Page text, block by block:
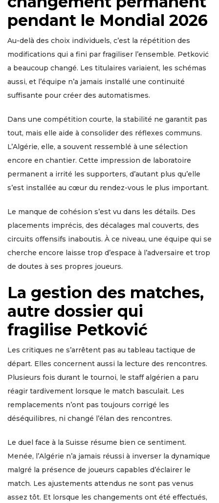
pendant le Mondial 2026
Au-delà des choix individuels, c’est la répétition des
modifications qui a fini par fragiliser l’ensemble. Petković
a beaucoup changé. Les titulaires variaient, les schémas
aussi, et l’équipe n’a jamais installé une continuité
suffisante pour créer des automatismes.
Dans une compétition courte, la stabilité ne garantit pas
tout, mais elle aide à consolider des réflexes communs.
L’Algérie, elle, a souvent ressemblé à une sélection
encore en chantier. Cette impression de laboratoire
permanent a irrité les supporters, d’autant plus qu’elle
s’est installée au cœur du rendez-vous le plus important.
Le manque de cohésion s’est vu dans les détails. Des
placements imprécis, des décalages mal couverts, des
circuits offensifs inaboutis. À ce niveau, une équipe qui se
cherche encore laisse trop d’espace à l’adversaire et trop
de doutes à ses propres joueurs.
La gestion des matches,
autre dossier qui
fragilise Petković
Les critiques ne s’arrêtent pas au tableau tactique de
départ. Elles concernent aussi la lecture des rencontres.
Plusieurs fois durant le tournoi, le staff algérien a paru
réagir tardivement lorsque le match basculait. Les
remplacements n’ont pas toujours corrigé les
déséquilibres, ni changé l’élan des rencontres.
Le duel face à la Suisse résume bien ce sentiment.
Menée, l’Algérie n’a jamais réussi à inverser la dynamique
malgré la présence de joueurs capables d’éclairer le
match. Les ajustements attendus ne sont pas venus
assez tôt. Et lorsque les changements ont été effectués,